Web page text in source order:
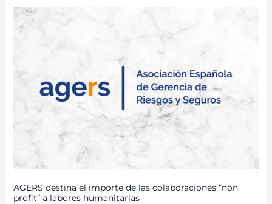
AGERS destina el importe de las colaboraciones “non
profit” a labores humanitarias
AGERS
IMPORTE
A
LABORES
HUMANITARIAS